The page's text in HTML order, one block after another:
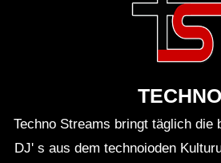
TECHNO
Techno Streams bringt täglich die
DJ' s aus dem technoioden